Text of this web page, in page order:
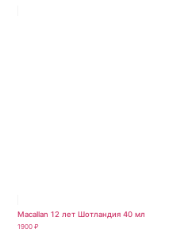
Macallan 12 лет Шотландия 40 мл
1900 ₽